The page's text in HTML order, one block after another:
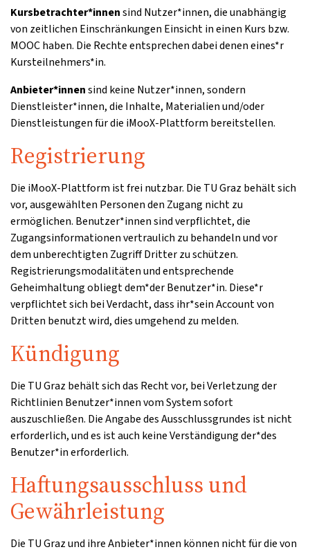
Kursbetrachter*innensind Nutzer*innen, die unabhängig
von zeitlichen Einschränkungen Einsicht in einen Kurs bzw.
MOOC haben. Die Rechte entsprechen dabei denen eines*r
Kursteilnehmers*in.
Anbieter*innensind keine Nutzer*innen, sondern
Dienstleister*innen, die Inhalte, Materialien und/oder
Dienstleistungen für die iMooX-Plattform bereitstellen.
Registrierung
Die iMooX-Plattform ist frei nutzbar. Die TU Graz behält sich
vor, ausgewählten Personen den Zugang nicht zu
ermöglichen. Benutzer*innen sind verpflichtet, die
Zugangsinformationen vertraulich zu behandeln und vor
dem unberechtigten Zugriff Dritter zu schützen.
Registrierungsmodalitäten und entsprechende
Geheimhaltung obliegt dem*der Benutzer*in. Diese*r
verpflichtet sich bei Verdacht, dass ihr*sein Account von
Dritten benutzt wird, dies umgehend zu melden.
Kündigung
Die TU Graz behält sich das Recht vor, bei Verletzung der
Richtlinien Benutzer*innen vom System sofort
auszuschließen. Die Angabe des Ausschlussgrundes ist nicht
erforderlich, und es ist auch keine Verständigung der*des
Benutzer*in erforderlich.
Haftungsausschluss und
Gewährleistung
Die TU Graz und ihre Anbieter*innen können nicht für die von